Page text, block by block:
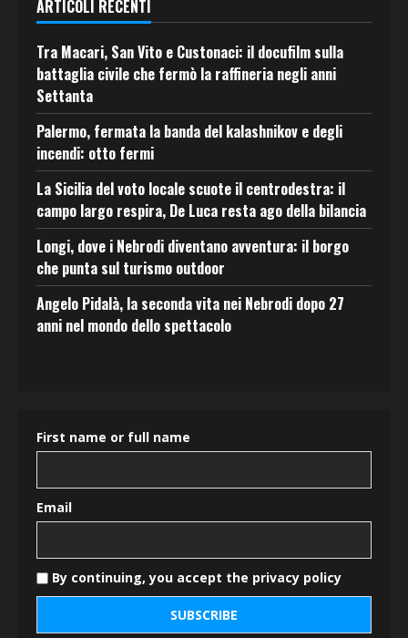
ARTICOLI RECENTI
Tra Macari, San Vito e Custonaci: il docufilm sulla
battaglia civile che fermò la raffineria negli anni
Settanta
Palermo, fermata la banda del kalashnikov e degli
incendi: otto fermi
La Sicilia del voto locale scuote il centrodestra: il
campo largo respira, De Luca resta ago della bilancia
Longi, dove i Nebrodi diventano avventura: il borgo
che punta sul turismo outdoor
Angelo Pidalà, la seconda vita nei Nebrodi dopo 27
anni nel mondo dello spettacolo
First name or full name
Email
By continuing, you accept the privacy policy